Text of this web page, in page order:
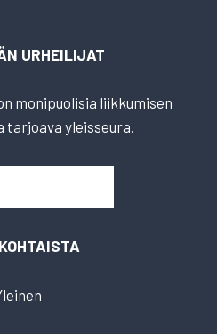
URHEILIJAT
monipuolisia liikkumisen
tarjoava yleisseura.